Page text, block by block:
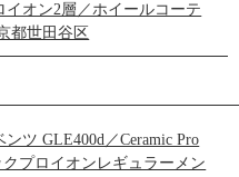
イオン2層／ホイールコーテ
都世田谷区
プロイオンレギュラーメン